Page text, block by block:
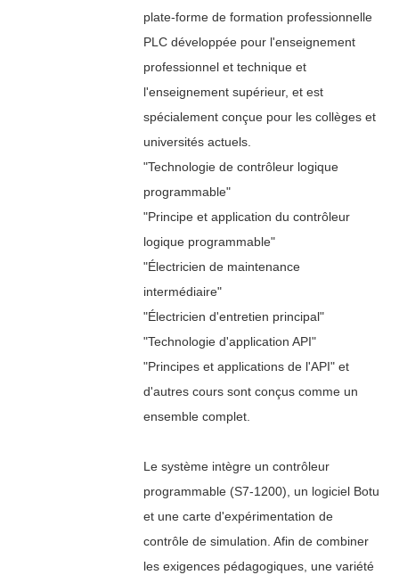
plate-forme de formation professionnelle
PLC développée pour l'enseignement
professionnel et technique et
l'enseignement supérieur, et est
spécialement conçue pour les collèges et
universités actuels.
"Technologie de contrôleur logique
programmable"
"Principe et application du contrôleur
logique programmable"
"Électricien de maintenance
intermédiaire"
"Électricien d'entretien principal"
"Technologie d'application API"
"Principes et applications de l'API" et
d'autres cours sont conçus comme un
ensemble complet.
Le système intègre un contrôleur
programmable (S7-1200), un logiciel Botu
et une carte d'expérimentation de
contrôle de simulation. Afin de combiner
les exigences pédagogiques, une variété